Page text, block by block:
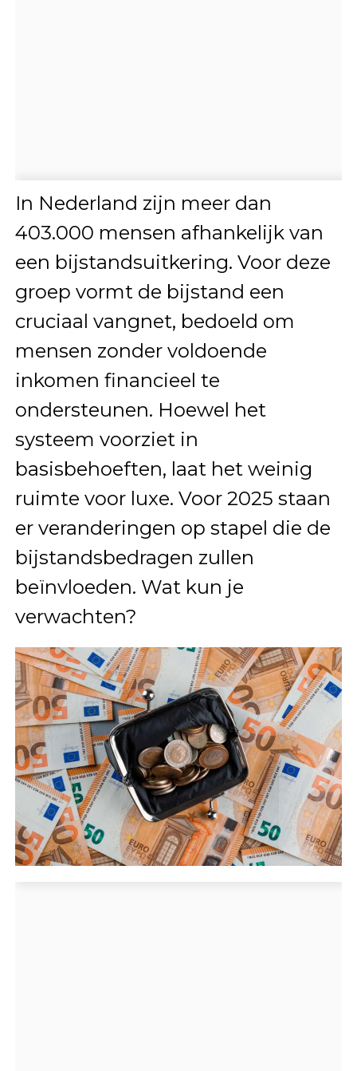
In Nederland zijn meer dan
403.000 mensen afhankelijk van
een bijstandsuitkering. Voor deze
groep vormt de bijstand een
cruciaal vangnet, bedoeld om
mensen zonder voldoende
inkomen financieel te
ondersteunen. Hoewel het
systeem voorziet in
basisbehoeften, laat het weinig
ruimte voor luxe. Voor 2025 staan
er veranderingen op stapel die de
bijstandsbedragen zullen
beïnvloeden. Wat kun je
verwachten?